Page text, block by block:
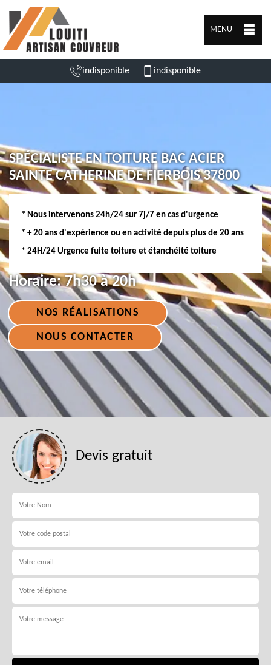
MENU
indisponible indisponible
SPÉCIALISTE EN TOITURE BAC ACIER
SAINTE CATHERINE DE FIERBOIS 37800
* Nous intervenons 24h/24 sur 7j/7 en cas d'urgence
* + 20 ans d'expérience ou en activité depuis plus de 20 ans
* 24H/24 Urgence fuite toiture et étanchéité toiture
Horaire:7h30 à 20h
NOS RÉALISATIONS
NOUS CONTACTER
Devis gratuit